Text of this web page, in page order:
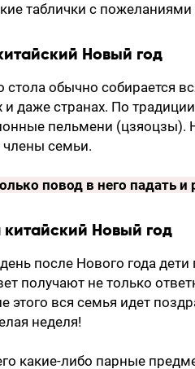
таблички с пожеланиями
Новый год
стола обычно собирается
и даже странах. По
пельмени (цзяоцзы).
семьи.
повод в него падать
китайский Новый год
после Нового года
получают не только
этого вся семья идет
неделя!
какие-либо парные